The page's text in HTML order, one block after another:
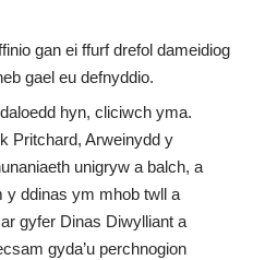
gan ei ffurf drefol dameidiog
gael eu defnyddio.
hyn, cliciwch yma.
Pritchard, Arweinydd y
unigryw a balch, a
y ddinas ym mhob twll a
gyfer Dinas Diwylliant a
gyda’u perchnogion